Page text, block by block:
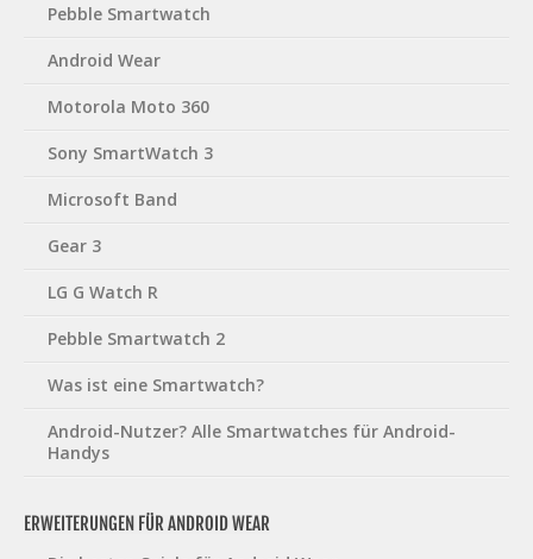
Pebble Smartwatch
Android Wear
Motorola Moto 360
Sony SmartWatch 3
Microsoft Band
Gear 3
LG G Watch R
Pebble Smartwatch 2
Was ist eine Smartwatch?
Android-Nutzer? Alle Smartwatches für Android-
Handys
ERWEITERUNGEN FÜR ANDROID WEAR